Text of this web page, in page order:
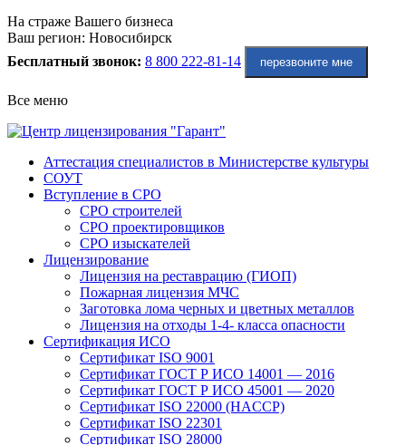
На страже Вашего бизнеса
Ваш регион: Новосибирск
Бесплатный звонок: 8 800 222-81-14 перезвоните мне
Все меню
Аттестация специалистов в Министерстве культуры
СОУТ
Вступление в СРО
СРО строителей
СРО проектировщиков
СРО изыскателей
Лицензирование
Лицензия на реставрацию (ГИОП)
Пожарная лицензия МЧС
Заготовка лома черных и цветных металлов
Лицензия на отходы 1-4- класса опасности
Сертификация ИСО
Сертификат ISO 9001
Сертификат ГОСТ Р ИСО 14001 — 2016
Сертификат ГОСТ Р ИСО 45001 — 2020
Сертификат ISO 22000 (HACCP)
Сертификат ISO 22301
Сертификат ISO 28000